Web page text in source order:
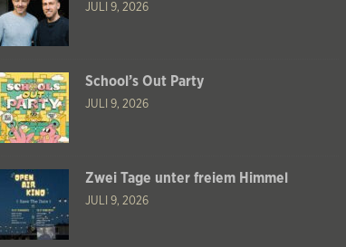
JULI 9, 2026
School’s Out Party
JULI 9, 2026
Zwei Tage unter freiem Himmel
JULI 9, 2026